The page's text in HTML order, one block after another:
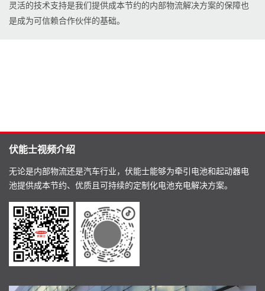
灵活的技术支持是我们提供成本节约的内部物流解决方案的保障也
是成为可信赖合作伙伴的基础。
伏能士视频介绍
无论是内部物流还是汽车行业，伏能士能够为牵引电池和起动器电
池提供成本节约、优质且可持续的定制化电池充电解决方案。